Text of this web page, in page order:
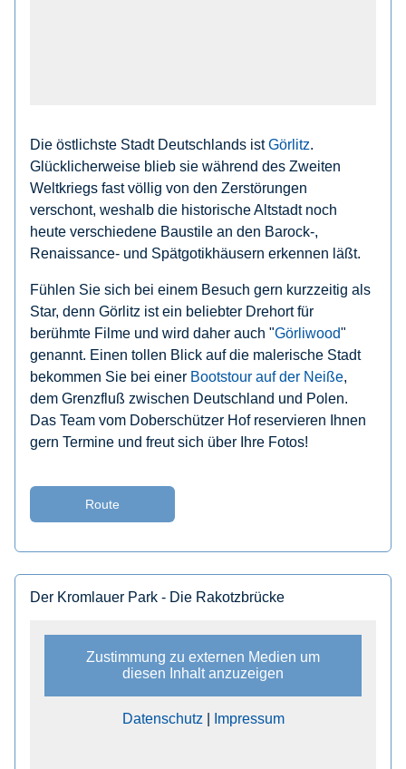
Die östlichste Stadt Deutschlands istGörlitz.
Glücklicherweise blieb sie während des Zweiten
Weltkriegs fast völlig von den Zerstörungen
verschont, weshalb die historische Altstadt noch
heute verschiedene Baustile an den Barock-,
Renaissance- und Spätgotikhäusern erkennen läßt.
Fühlen Sie sich bei einem Besuch gern kurzzeitig als
Star, denn Görlitz ist ein beliebter Drehort für
berühmte Filme und wird daher auch "Görliwood"
genannt. Einen tollen Blick auf die malerische Stadt
bekommen Sie bei einer Bootstour auf der Neiße,
dem Grenzfluß zwischen Deutschland und Polen.
Das Team vom Doberschützer Hof reservieren Ihnen
gern Termine und freut sich über Ihre Fotos!
Route
Der Kromlauer Park - Die Rakotzbrücke
Zustimmung zu externen Medien um
diesen Inhalt anzuzeigen
Datenschutz Impressum